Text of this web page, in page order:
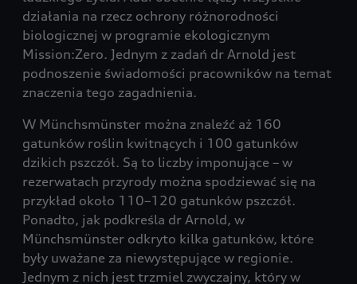
działania na rzecz ochrony różnorodności
biologicznej w programie ekologicznym
Mission:Zero. Jednym z zadań dr Arnold jest
podnoszenie świadomości pracowników na temat
znaczenia tego zagadnienia.
W Münchsmünster można znaleźć aż 160
gatunków roślin kwitnących i 100 gatunków
dzikich pszczół. Są to liczby imponujące – w
rezerwatach przyrody można spodziewać się na
przykład około 110–120 gatunków pszczół.
Ponadto, jak podkreśla dr Arnold, w
Münchsmünster odkryto kilka gatunków, które
były uważane za niewystępujące w regionie.
Jednym z nich jest trzmiel zwyczajny, który w